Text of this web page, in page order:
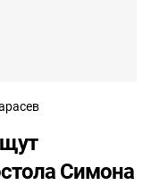
Симона